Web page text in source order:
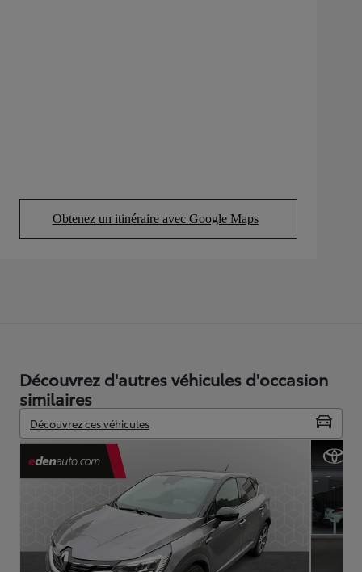
Obtenez un itinéraire avec Google Maps
(Opens in new tab)
Découvrez d'autres véhicules d'occasion
similaires
Découvrez ces véhicules